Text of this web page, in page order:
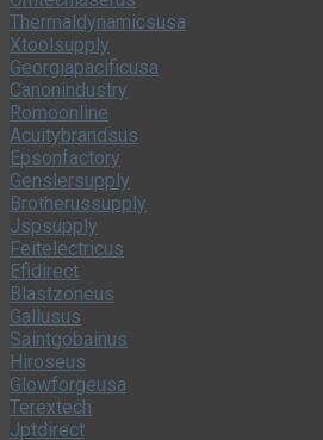
Thermaldynamicsusa
Xtoolsupply
Georgiapacificusa
Canonindustry
Romoonline
Acuitybrandsus
Epsonfactory
Genslersupply
Brotherussupply
Jspsupply
Feitelectricus
Efidirect
Blastzoneus
Gallusus
Saintgobainus
Hiroseus
Glowforgeusa
Terextech
Jptdirect